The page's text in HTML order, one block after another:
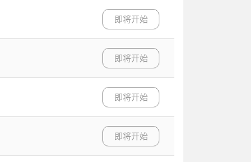
即将开始
即将开始
即将开始
即将开始